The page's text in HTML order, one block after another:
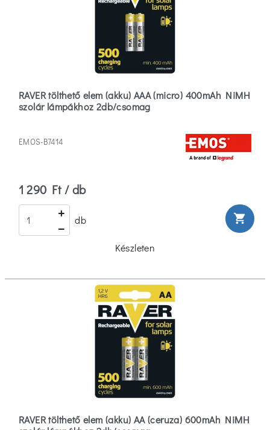
RAVER tölthető elem (akku) AAA (micro) 400mAh NiMH
szolár lámpákhoz 2db/csomag
EMOS-B7414
1 290 Ft / db
db shopping_cart
Készleten
RAVER tölthető elem (akku) AA (ceruza) 600mAh NiMH